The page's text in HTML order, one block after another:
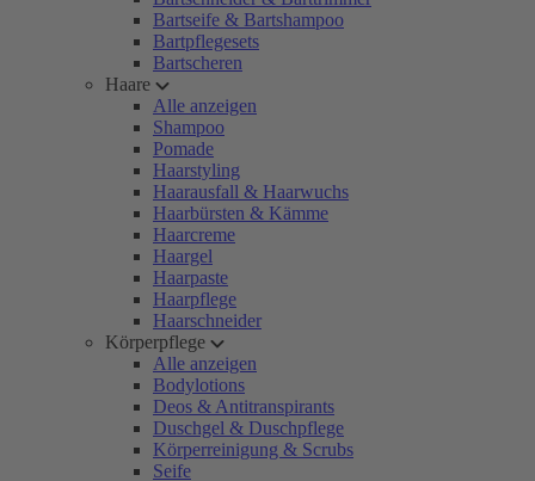
Bartseife & Bartshampoo
Bartpflegesets
Bartscheren
Haare
Alle anzeigen
Shampoo
Pomade
Haarstyling
Haarausfall & Haarwuchs
Haarbürsten & Kämme
Haarcreme
Haargel
Haarpaste
Haarpflege
Haarschneider
Körperpflege
Alle anzeigen
Bodylotions
Deos & Antitranspirants
Duschgel & Duschpflege
Körperreinigung & Scrubs
Seife